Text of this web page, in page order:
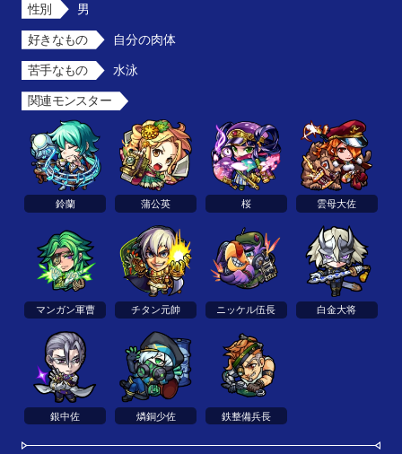
性別 男
好きなもの 自分の肉体
苦手なもの 水泳
関連モンスター
鈴蘭 蒲公英 桜 雲母大佐
マンガン軍曹 チタン元帥 ニッケル伍長 白金大将
銀中佐 燐銅少佐 鉄整備兵長